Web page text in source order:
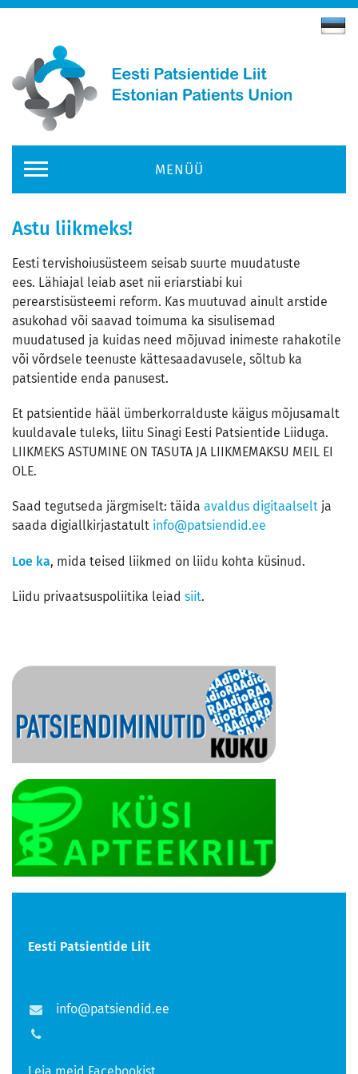
MENÜÜ
Astu liikmeks!
Eesti tervishoiusüsteem seisab suurte muudatuste
ees. Lähiajal leiab aset nii eriarstiabi kui
perearstisüsteemi reform. Kas muutuvad ainult arstide
asukohad või saavad toimuma ka sisulisemad
muudatused ja kuidas need mõjuvad inimeste rahakotile
või võrdsele teenuste kättesaadavusele, sõltub ka
patsientide enda panusest.
Et patsientide hääl ümberkorralduste käigus mõjusamalt
kuuldavale tuleks, liitu Sinagi Eesti Patsientide Liiduga.
LIIKMEKS ASTUMINE ON TASUTA JA LIIKMEMAKSU MEIL EI
OLE.
Saad tegutseda järgmiselt: täida avaldus digitaalselt ja
saada digiallkirjastatult info@patsiendid.ee
Loe ka, mida teised liikmed on liidu kohta küsinud.
Liidu privaatsuspoliitika leiad siit.
Eesti Patsientide Liit
info@patsiendid.ee